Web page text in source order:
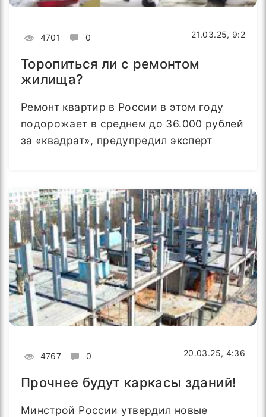
4701 0 21.03.25, 9:2
Торопиться ли с ремонтом
жилища?
Ремонт квартир в России в этом году
подорожает в среднем до 36.000 рублей
за «квадрат», предупредил эксперт
4767 0 20.03.25, 4:36
Прочнее будут каркасы зданий!
Минстрой России утвердил новые